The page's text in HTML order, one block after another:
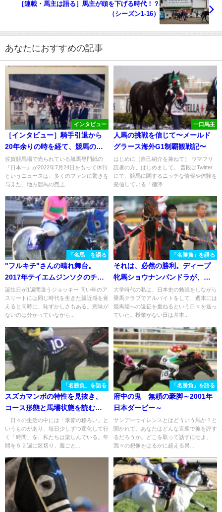
［連載・馬主は語る］馬主が頭を下げる時代！？
（シーズン1-16）
あなたにおすすめの記事
インタビュー
［インタビュー］騎手引退から
20年余りの時を経て、競馬の世
界へ。『馬物語』予想家、小田
部雪さんの意気込み。
佐賀競馬場で売られている競馬専門紙の
『日本一』が2022年7月24日をもって休刊
というニュースは、多くのファンに驚きを
与えた。地方競馬の売上...
一口馬主
人馬の挑戦を信じて〜メールド
グラース海外G1制覇観戦記〜
はじめに（自己紹介を兼ねて） ウマフリ
読者の方、はじめまして。 普段はTwitter
にて、競馬に関するニッチな情報や体験を
発信している「徳澤...
「名馬」を語る
"フルキチ"さんの晴れ舞台。
2017年テイエムジンソクのチャ
ンピオンズC
誕生日が1週間違うジョッキー 同い年のア
スリートには同じ時代を生きた親近感を覚
えると同時に、恥ずかしさもある。意味が
ないのは分かっていながら...
「名勝負」を語る
それは、必然の勝利。ディープ
牝馬ショウナンパンドラが、強
豪牡馬を撃破した日。
大学時代の私は、日本史の勉強をしながら
乗馬クラブでアルバイトをして、週末には
競馬場への遠征を重ねるという日々を送っ
ていた。授業がない日は基本...
「名勝負」を語る
スズカマンボの特性を見抜き、
コース形態と馬場状態を読む。
「アンカツマジック」が光っ
た、２００５年の天皇賞
（春）。
日々の生活の中には「季節の移ろい」と
いうものがあり、毎日少しずつ変化して行
く「時間」を、私たちは楽しんでいる。年
間を５２週に区切り、週ごと...
「名勝負」を語る
府中の鬼 無頼の豪脚～2001年
日本ダービー～
サンデーサイレンスとはどういう馬か？と
聞かれて、あなたはどんな言葉で彼を評す
るだろうか。どこを取って話すにせよ、
我々の想像をはるかに超える異...